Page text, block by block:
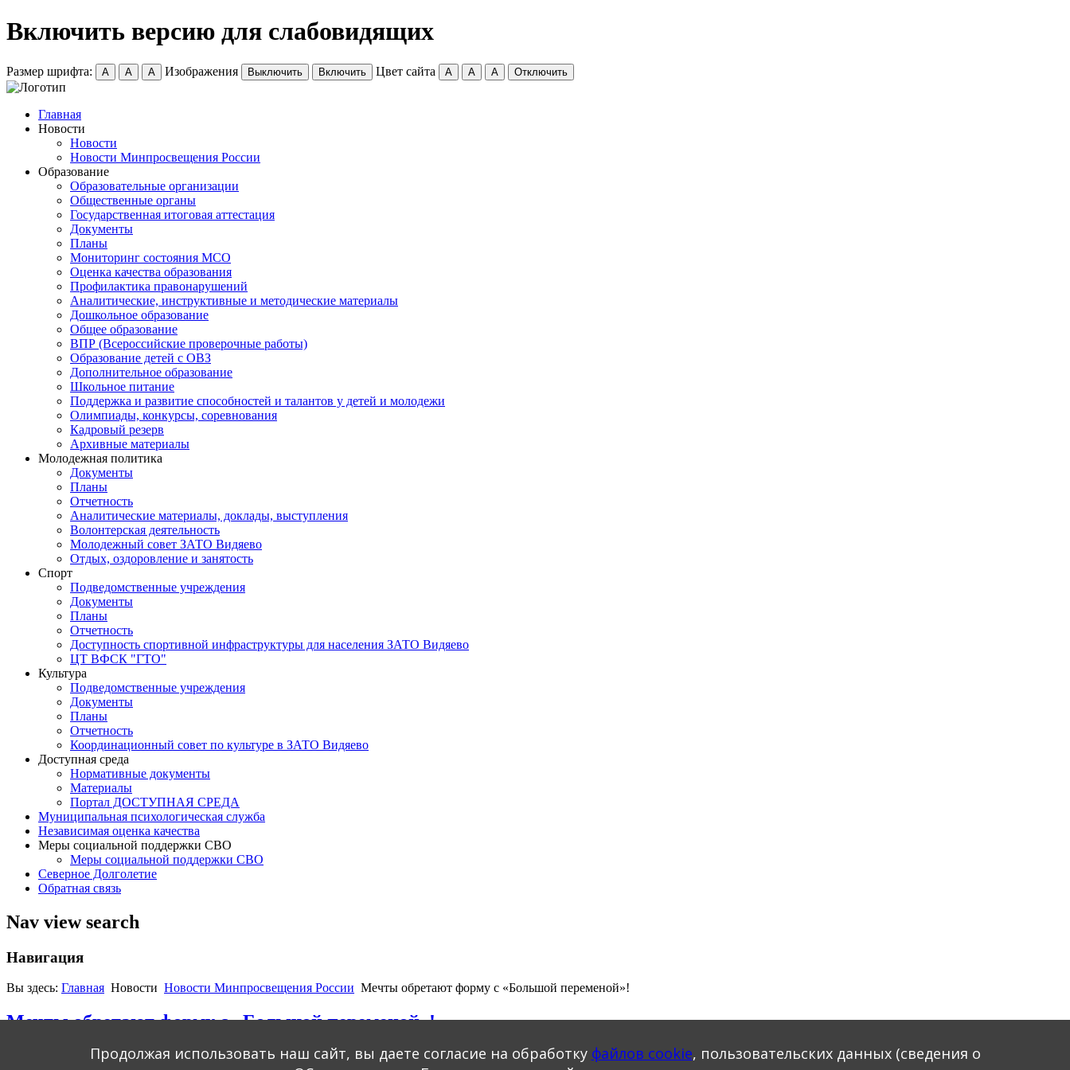
Включить версию для слабовидящих
Размер шрифта: A A A Изображения Выключить Включить Цвет сайта A A A Отключить
Главная
Новости
Новости
Новости Минпросвещения России
Образование
Образовательные организации
Общественные органы
Государственная итоговая аттестация
Документы
Планы
Мониторинг состояния МСО
Оценка качества образования
Профилактика правонарушений
Аналитические, инструктивные и методические материалы
Дошкольное образование
Общее образование
ВПР (Всероссийские проверочные работы)
Образование детей с ОВЗ
Дополнительное образование
Школьное питание
Поддержка и развитие способностей и талантов у детей и молодежи
Олимпиады, конкурсы, соревнования
Кадровый резерв
Архивные материалы
Молодежная политика
Документы
Планы
Отчетность
Аналитические материалы, доклады, выступления
Волонтерская деятельность
Молодежный совет ЗАТО Видяево
Отдых, оздоровление и занятость
Спорт
Подведомственные учреждения
Документы
Планы
Отчетность
Доступность спортивной инфраструктуры для населения ЗАТО Видяево
ЦТ ВФСК "ГТО"
Культура
Подведомственные учреждения
Документы
Планы
Отчетность
Координационный совет по культуре в ЗАТО Видяево
Доступная среда
Нормативные документы
Материалы
Портал ДОСТУПНАЯ СРЕДА
Муниципальная психологическая служба
Независимая оценка качества
Меры социальной поддержки СВО
Меры социальной поддержки СВО
Северное Долголетие
Обратная связь
Nav view search
Навигация
Вы здесь: Главная Новости Новости Минпросвещения России Мечты обретают форму с «Большой переменой»!
Мечты обретают форму с «Большой переменой»!
Продолжая использовать наш сайт, вы даете согласие на обработку файлов cookie, пользовательских данных (сведения о